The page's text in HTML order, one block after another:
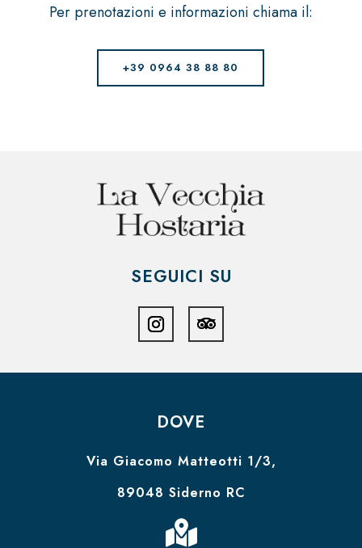
Per prenotazioni e informazioni chiama il:
+39 0964 38 88 80
SEGUICI SU
DOVE
Via Giacomo Matteotti 1/3,
89048 Siderno RC
